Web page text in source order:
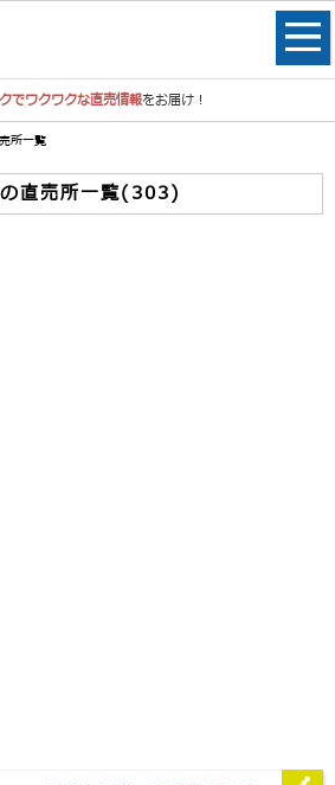
でワクワクな直売情報をお届け！
所一覧
直売所一覧(303)